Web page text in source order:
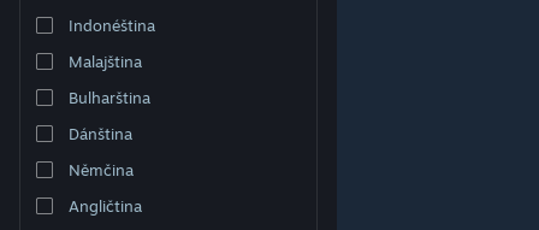
Indonéština
Malajština
Bulharština
Dánština
Němčina
Angličtina